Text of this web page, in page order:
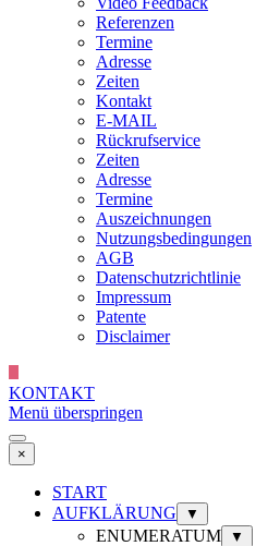
Referenzen
Termine
Adresse
Zeiten
Kontakt
E-MAIL
Rückrufservice
Zeiten
Adresse
Termine
Auszeichnungen
Nutzungsbedingungen
AGB
Datenschutzrichtlinie
Impressum
Patente
Disclaimer
KONTAKT
Menü überspringen
×
START
AUFKLÄRUNG
▼
ENUMERATUM ▼